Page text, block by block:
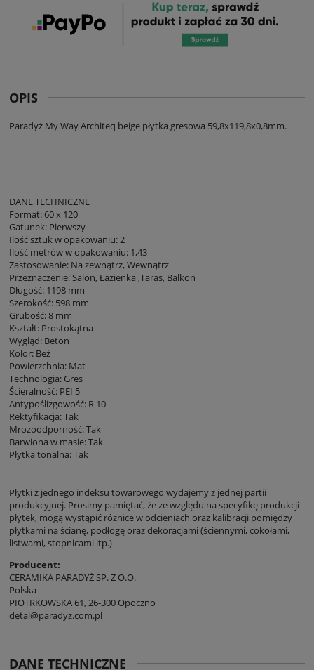
OPIS
Paradyż My Way Architeq beige płytka gresowa 59,8x119,8x0,8mm.
DANE TECHNICZNE
Format: 60 x 120
Gatunek: Pierwszy
Ilość sztuk w opakowaniu: 2
Ilość metrów w opakowaniu: 1,43
Zastosowanie: Na zewnątrz, Wewnątrz
Przeznaczenie: Salon, Łazienka ,Taras, Balkon
Długość: 1198 mm
Szerokość: 598 mm
Grubość: 8 mm
Kształt: Prostokątna
Wygląd: Beton
Kolor: Beż
Powierzchnia: Mat
Technologia: Gres
Ścieralność: PEI 5
Antypoślizgowość: R 10
Rektyfikacja: Tak
Mrozoodporność: Tak
Barwiona w masie: Tak
Płytka tonalna: Tak
Płytki z jednego indeksu towarowego wydajemy z jednej partii
produkcyjnej. Prosimy pamiętać, że ze względu na specyfikę produkcji
płytek, mogą wystąpić różnice w odcieniach oraz kalibracji pomiędzy
płytkami na ścianę, podłogę oraz dekoracjami (ściennymi, cokołami,
listwami, stopnicami itp.)
Producent:
CERAMIKA PARADYŻ SP. Z O.O.
Polska
PIOTRKOWSKA 61, 26-300 Opoczno
detal@paradyz.com.pl
DANE TECHNICZNE